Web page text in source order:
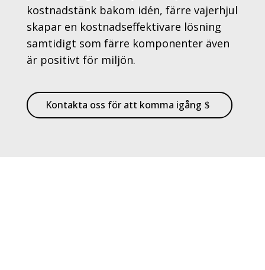
kostnadstänk bakom idén, färre vajerhjul
skapar en kostnadseffektivare lösning
samtidigt som färre komponenter även
är positivt för miljön.
Kontakta oss för att komma igång